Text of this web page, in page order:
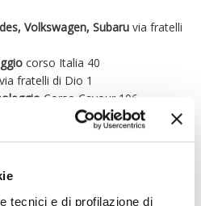
tecnici e di profilazione di
Volkswagen, Subaru via fratelli
corso Italia 40
via fratelli di Dio 1
Corso Cavour 106.